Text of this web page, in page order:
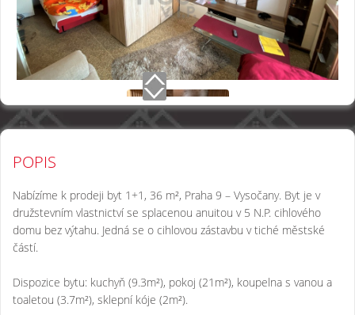
POPIS
Nabízíme k prodeji byt 1+1, 36 m², Praha 9 – Vysočany. Byt je v
družstevním vlastnictví se splacenou anuitou v 5 N.P. cihlového
domu bez výtahu. Jedná se o cihlovou zástavbu v tiché městské
částí.
Dispozice bytu: kuchyň (9.3m²), pokoj (21m²), koupelna s vanou a
toaletou (3.7m²), sklepní kóje (2m²).